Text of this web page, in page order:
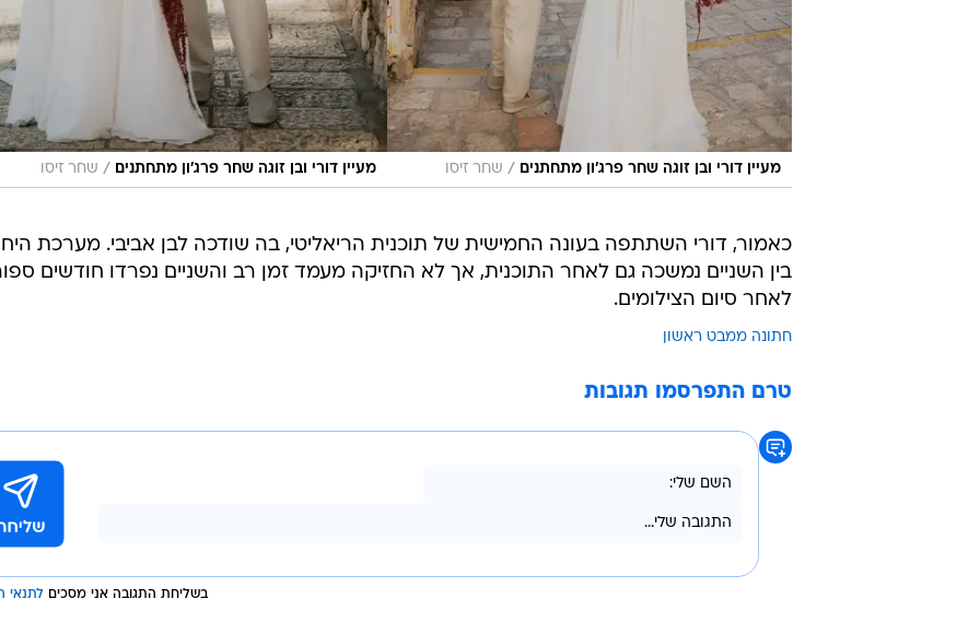
מעיין דורי ובן זוגה שחר פרג'ון מתחתנים / שחר זיסו מעיין דורי ובן זוגה שחר פרג'ון מתחתנים / שחר זיסו
כאמור, דורי השתתפה בעונה החמישית של תוכנית הריאליטי, בה שודכה לבן אביבי. מערכת
בין השניים נמשכה גם לאחר התוכנית, אך לא החזיקה מעמד זמן רב והשניים נפרדו חודשים
לאחר סיום הצילומים.
חתונה ממבט ראשון
טרם התפרסמו תגובות
בשליחת התגובה אני מסכים לתנאי